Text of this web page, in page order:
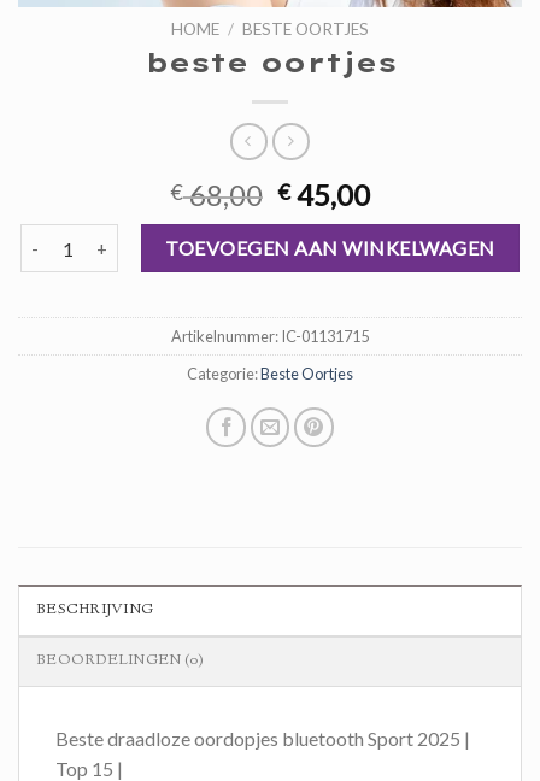
HOME / BESTE OORTJES
beste oortjes
€68,00 Oorspronkelijke
prijs
was:
€ 68,00.
€45,00Huidige
prijs
is:
€ 45,00.
beste oortjes aantalTOEVOEGEN AAN WINKELWAGEN
Artikelnummer:IC-01131715
Categorie:Beste Oortjes
BESCHRIJVING
BEOORDELINGEN (0)
Beste draadloze oordopjes bluetooth Sport 2025 |
Top 15 |